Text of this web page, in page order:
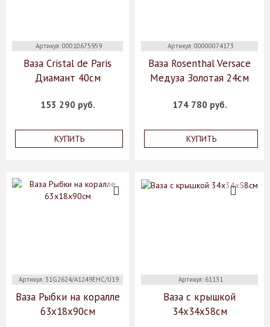
Артикул: 00010675959
Ваза Cristal de Paris
Диамант 40см
153 290 руб.
КУПИТЬ
Артикул: 00000074173
Ваза Rosenthal Versace
Медуза Золотая 24см
174 780 руб.
КУПИТЬ
Артикул: 31G2624/A1249EHC/U19
Ваза Рыбки на коралле
63х18х90см
Артикул: 61131
Ваза с крышкой
34x34x58см